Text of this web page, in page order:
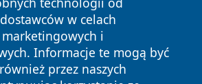
w celach
i
Informacje te mogą być
przez naszych
Wszystkie prawa